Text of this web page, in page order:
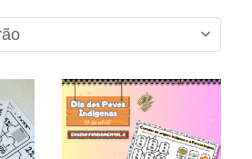
R$4,50 + ADD